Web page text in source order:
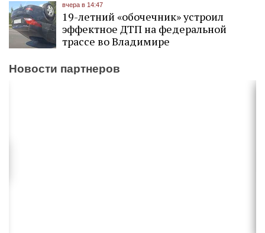
вчера в 14:47
19-летний «обочечник» устроил
эффектное ДТП на федеральной
трассе во Владимире
Новости партнеров